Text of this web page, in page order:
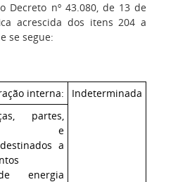
Decreto nº 43.080, de 13 de
acrescida dos itens 204 a
se segue:
interna:
Indeterminada
partes,
e
a
energia